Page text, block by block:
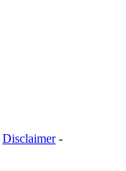
Disclaimer -